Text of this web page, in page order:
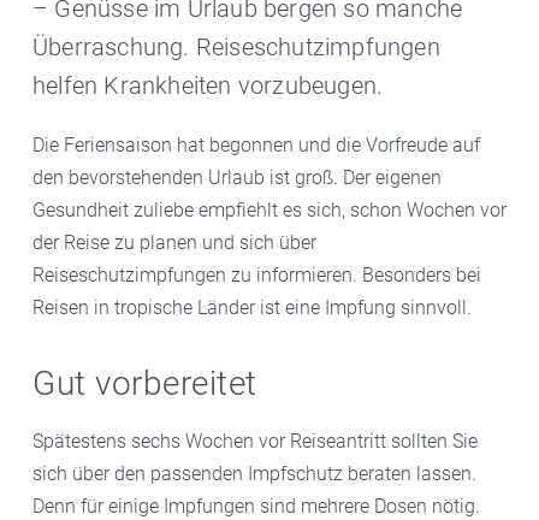
– Genüsse im Urlaub bergen so manche
Überraschung. Reiseschutzimpfungen
helfen Krankheiten vorzubeugen.
Die Feriensaison hat begonnen und die Vorfreude auf
den bevorstehenden Urlaub ist groß. Der eigenen
Gesundheit zuliebe empfiehlt es sich, schon Wochen vor
der Reise zu planen und sich über
Reiseschutzimpfungen zu informieren. Besonders bei
Reisen in tropische Länder ist eine Impfung sinnvoll.
Gut vorbereitet
Spätestens sechs Wochen vor Reiseantritt sollten Sie
sich über den passenden Impfschutz beraten lassen.
Denn für einige Impfungen sind mehrere Dosen nötig.